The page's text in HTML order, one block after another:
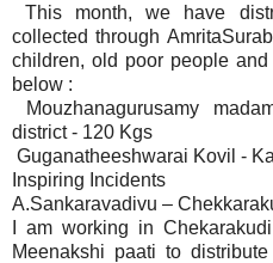
This month, we have
collected through
children, old poor people
below :
Mouzhanagurusamy
district - 120 Kgs
Guganatheeshwarai Kovil -
Inspiring Incidents
A.Sankaravadivu –
I am working in
Meenakshi paati to